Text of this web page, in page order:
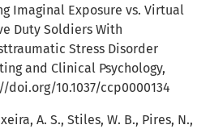
Imaginal Exposure vs. Virtual
Duty Soldiers With
Stress Disorder
and Clinical Psychology,
doi.org/10.1037/ccp0000134
A. S., Stiles, W. B., Pires, N.,